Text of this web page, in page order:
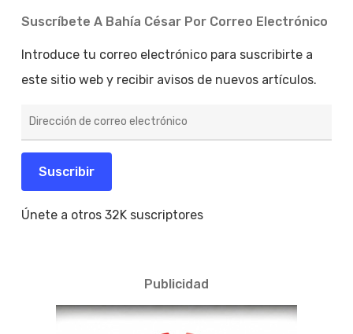
Suscríbete A Bahía César Por Correo Electrónico
Introduce tu correo electrónico para suscribirte a
este sitio web y recibir avisos de nuevos artículos.
de
electrónico
Suscribir
Únete a otros 32K suscriptores
Publicidad